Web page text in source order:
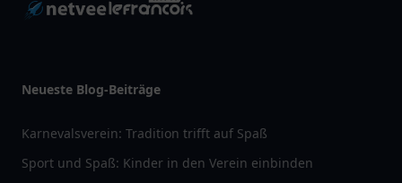
Neueste Blog-Beiträge
Karnevalsverein: Tradition trifft auf Spaß
Sport und Spaß: Kinder in den Verein einbinden